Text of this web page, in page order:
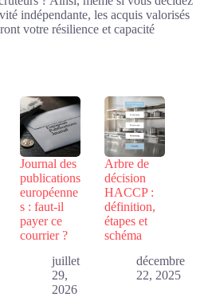
indépendante, les acquis valorisés
votre résilience et capacité
Journal des
publications
européenne
s : faut-il
payer ce
courrier ?
juillet
29,
2026
Arbre de
décision
HACCP :
définition,
étapes et
schéma
décembre
22, 2025